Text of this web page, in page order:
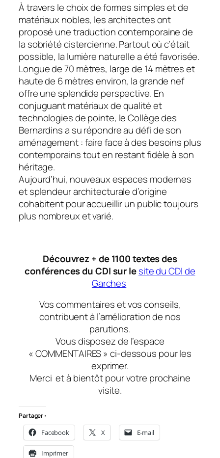
À travers le choix de formes simples et de
matériaux nobles, les architectes ont
proposé une traduction contemporaine de
la sobriété cistercienne. Partout où c’était
possible, la lumière naturelle a été favorisée.
Longue de 70 mètres, large de 14 mètres et
haute de 6 mètres environ, la grande nef
offre une splendide perspective. En
conjuguant matériaux de qualité et
technologies de pointe, le Collège des
Bernardins a su répondre au défi de son
aménagement : faire face à des besoins plus
contemporains tout en restant fidèle à son
héritage.
Aujourd’hui, nouveaux espaces modernes
et splendeur architecturale d’origine
cohabitent pour accueillir un public toujours
plus nombreux et varié.
Découvrez + de 1100 textes des
conférences du CDI sur lesite du CDI de
Garches
Vos commentaires et vos conseils,
contribuent à l’amélioration de nos
parutions.
Vous disposez de l’espace
« COMMENTAIRES » ci-dessous pour les
exprimer.
Merci et à bientôtpour votre prochaine
visite.
Partager :
Facebook X E-mail
Imprimer